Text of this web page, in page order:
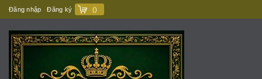
Đăng nhập Đăng ký ()